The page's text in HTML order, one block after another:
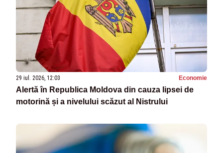
29 iul. 2026, 12:03 Economie
Alertă în Republica Moldova din cauza lipsei de
motorină și a nivelului scăzut al Nistrului